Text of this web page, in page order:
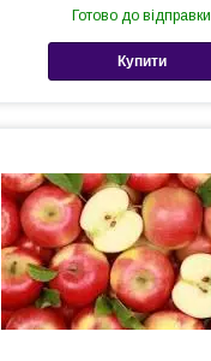
Готово до відправки
Купити